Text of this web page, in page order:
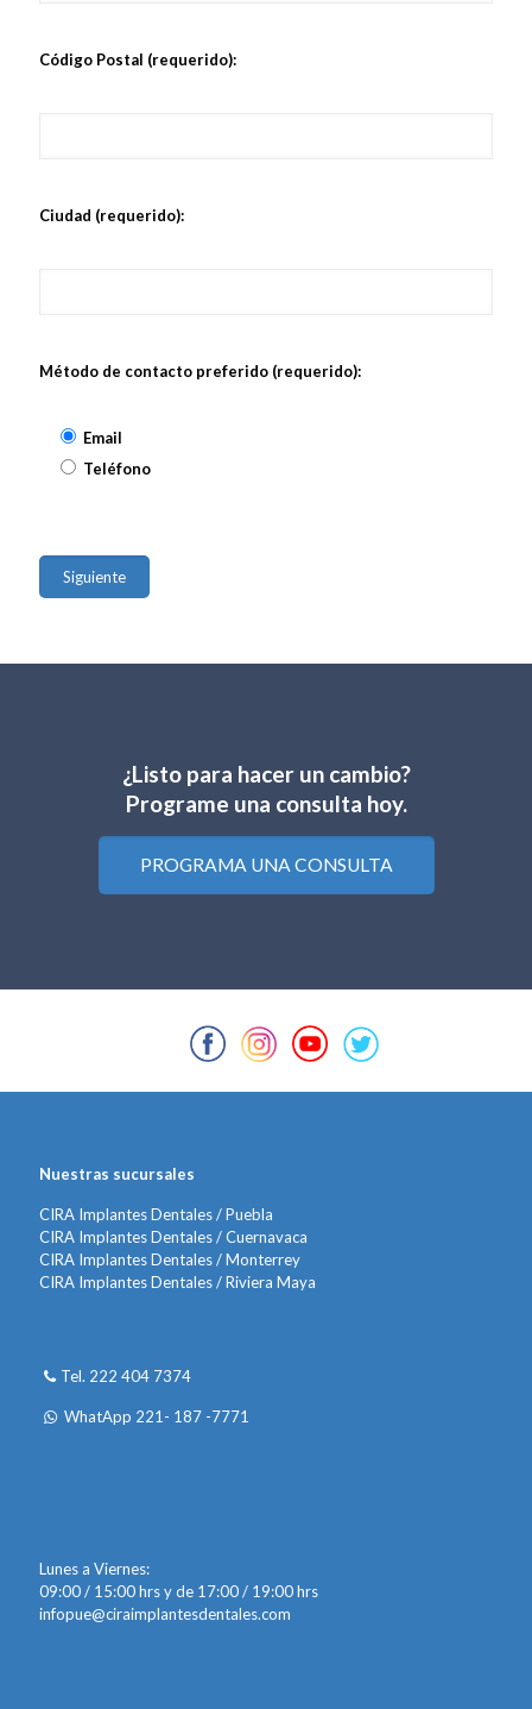
Código Postal (requerido):
Ciudad (requerido):
Método de contacto preferido (requerido):
Email
Teléfono
¿Listo para hacer un cambio?
Programe una consulta hoy.
PROGRAMA UNA CONSULTA
Nuestras sucursales
CIRA Implantes Dentales / Puebla
CIRA Implantes Dentales / Cuernavaca
CIRA Implantes Dentales / Monterrey
CIRA Implantes Dentales / Riviera Maya
Tel. 222 404 7374
WhatApp 221- 187 -7771
Lunes a Viernes:
09:00 / 15:00 hrs y de 17:00 / 19:00 hrs
infopue@ciraimplantesdentales.com